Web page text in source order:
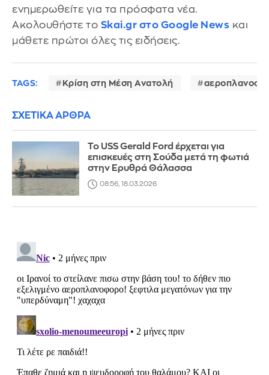
ενημερωθείτε για τα πρόσφατα νέα.
Ακολουθήστε το Skai.gr στο Google News και
μάθετε πρώτοι όλες τις ειδήσεις.
TAGS: Κρίση στη Μέση Ανατολή
ΣΧΕΤΙΚΑ ΑΡΘΡΑ
Το USS Gerald Ford έρχεται για
επισκευές στη Σούδα μετά τη φωτιά
στην Ερυθρά Θάλασσα
08:56, 18.03.2026